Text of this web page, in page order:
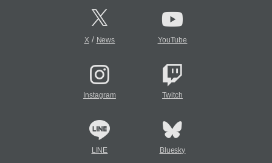
X/ News YouTube
Instagram Twitch
LINE Bluesky